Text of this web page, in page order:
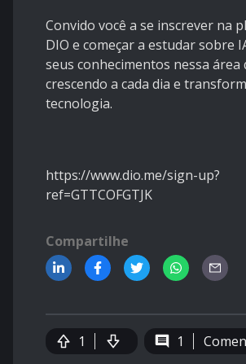
Convido você a se inscrever na
DIO e começar a estudar sobre
seus conhecimentos nessa área
crescendo a cada dia e
tecnologia.
https://www.dio.me/sign-up?
ref=GTTCOFGTJK
Compartilhe
1 1